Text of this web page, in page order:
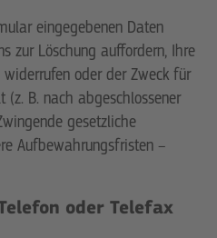
eingegebenen Daten
zur Löschung auffordern, Ihre
oder der Zweck für
B. nach abgeschlossener
gesetzliche
Aufbewahrungsfristen –
oder Telefax